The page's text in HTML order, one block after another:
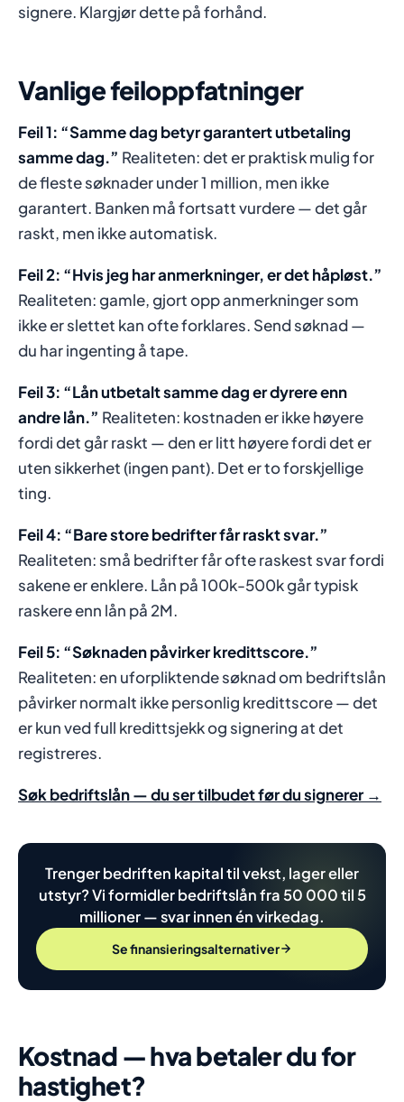
signere. Klargjør dette på forhånd.
Vanlige feiloppfatninger
Feil 1: “Samme dag betyr garantert utbetaling
samme dag.” Realiteten: det er praktisk mulig for
de fleste søknader under 1 million, men ikke
garantert. Banken må fortsatt vurdere — det går
raskt, men ikke automatisk.
Feil 2: “Hvis jeg har anmerkninger, er det håpløst.”
Realiteten: gamle, gjort opp anmerkninger som
ikke er slettet kan ofte forklares. Send søknad —
du har ingenting å tape.
Feil 3: “Lån utbetalt samme dag er dyrere enn
andre lån.” Realiteten: kostnaden er ikke høyere
fordi det går raskt — den er litt høyere fordi det er
uten sikkerhet (ingen pant). Det er to forskjellige
ting.
Feil 4: “Bare store bedrifter får raskt svar.”
Realiteten: små bedrifter får ofte raskest svar fordi
sakene er enklere. Lån på 100k-500k går typisk
raskere enn lån på 2M.
Feil 5: “Søknaden påvirker kredittscore.”
Realiteten: en uforpliktende søknad om bedriftslån
påvirker normalt ikke personlig kredittscore — det
er kun ved full kredittsjekk og signering at det
registreres.
Søk bedriftslån — du ser tilbudet før du signerer →
Trenger bedriften kapital til vekst, lager eller
utstyr? Vi formidler bedriftslån fra 50 000 til 5
millioner — svar innen én virkedag.
Se finansieringsalternativer
Kostnad — hva betaler du for
hastighet?